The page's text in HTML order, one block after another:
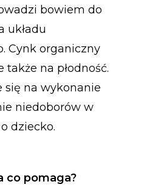
bowiem do
układu
Cynk organiczny
także na płodność.
się na wykonanie
niedoborów w
dziecko.
co pomaga?